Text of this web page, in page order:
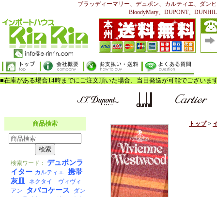
ブラッディーマリー、デュポン、カルティエ、ダン
BloodyMary、DUPONT、
トップ>